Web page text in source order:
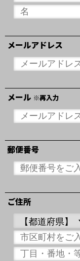
メールアドレス
メール ※再入力
郵便番号
ご住所